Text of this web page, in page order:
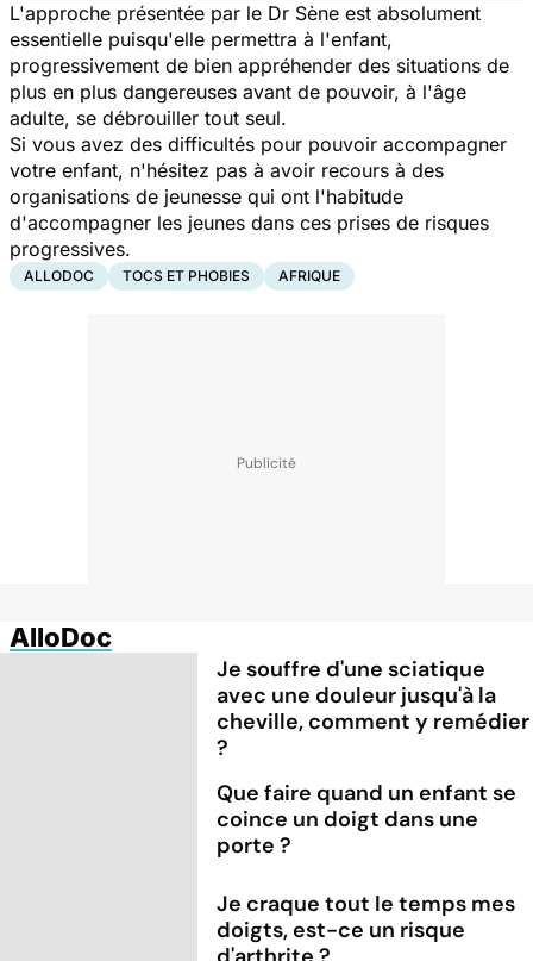
L'approche présentée par le Dr Sène est absolument
essentielle puisqu'elle permettra à l'enfant,
progressivement de bien appréhender des situations de
plus en plus dangereuses avant de pouvoir, à l'âge
adulte, se débrouiller tout seul.
Si vous avez des difficultés pour pouvoir accompagner
votre enfant, n'hésitez pas à avoir recours à des
organisations de jeunesse qui ont l'habitude
d'accompagner les jeunes dans ces prises de risques
progressives.
ALLODOC TOCS ET PHOBIES AFRIQUE
AlloDoc
Je souffre d'une sciatique
avec une douleur jusqu'à la
cheville, comment y remédier
?
Que faire quand un enfant se
coince un doigt dans une
porte ?
Je craque tout le temps mes
doigts, est-ce un risque